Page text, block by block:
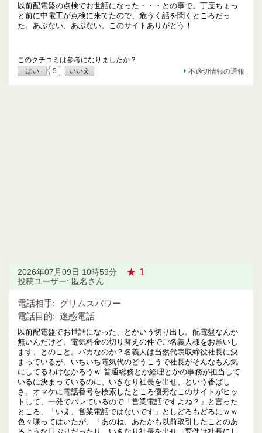
以前配電盤の点検でお世話になった・・・との事で。丁度ちょっ
と前に中電工が点検に来てたので、危うく話を聞くところだっ
た。あぶない、あぶない。このサイトありがとう！
このクチコミは参考になりましたか？
はい
5 いいえ 不適切情報の通報
2026年07月09日 10時59分 ★ 1
投稿ユーザー: 匿名さん
電話相手: グリムスパワー
電話目的: 迷惑電話
以前配電盤でお世話になった、とかいう切り出し。配電盤なんか
無いんだけど。電気料金の切り替えの件でご名義人様をお願いし
ます、とのこと。バカなのか？名義人は当然代表取締役社長に決
まっているが、いちいち電気代のどうこうで社長がそんなもん気
にしてるわけなかろうｗ 普通総務とか経理とかの事務が担当して
いるに決まっているのに、いきなり社長を出せ、という香ばし
さ。オマケに電話番号を検索したところ優秀なこのサイトがヒッ
トして、一発でバレているので「営業電話ですよね？」と言った
ところ、「いえ、営業電話ではないです」としどろもどろにｗｗ
色々喋ってはいたが、「あのね、あたかも以前取引したことのあ